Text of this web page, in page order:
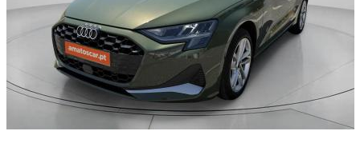
A5 Limousine e-hybrid
A6 Avant e-tron